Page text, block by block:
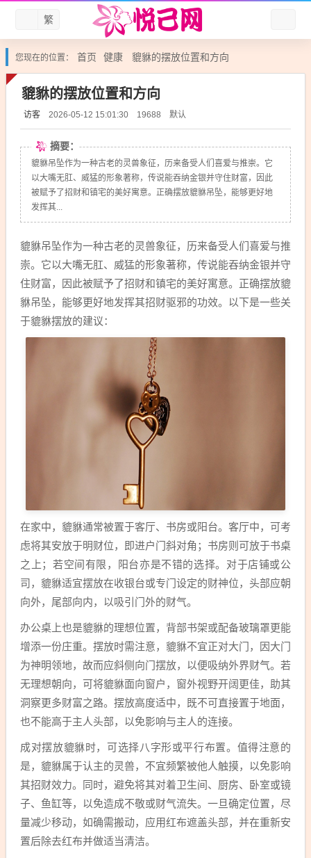
繁
您现在的位置： 首页 健康 貔貅的摆放位置和方向
貔貅的摆放位置和方向
访客 2026-05-12 15:01:30 19688 默认
摘要：
貔貅吊坠作为一种古老的灵兽象征，历来备受人们喜爱与推崇。它
以大嘴无肛、威猛的形象著称，传说能吞纳金银并守住财富，因此
被赋予了招财和镇宅的美好寓意。正确摆放貔貅吊坠，能够更好地
发挥其...
貔貅吊坠作为一种古老的灵兽象征，历来备受人们喜爱与推
崇。它以大嘴无肛、威猛的形象著称，传说能吞纳金银并守
住财富，因此被赋予了招财和镇宅的美好寓意。正确摆放貔
貅吊坠，能够更好地发挥其招财驱邪的功效。以下是一些关
于貔貅摆放的建议：
在家中，貔貅通常被置于客厅、书房或阳台。客厅中，可考
虑将其安放于明财位，即进户门斜对角；书房则可放于书桌
之上；若空间有限，阳台亦是不错的选择。对于店铺或公
司，貔貅适宜摆放在收银台或专门设定的财神位，头部应朝
向外，尾部向内，以吸引门外的财气。
办公桌上也是貔貅的理想位置，背部书架或配备玻璃罩更能
增添一份庄重。摆放时需注意，貔貅不宜正对大门，因大门
为神明领地，故而应斜侧向门摆放，以便吸纳外界财气。若
无理想朝向，可将貔貅面向窗户，窗外视野开阔更佳，助其
洞察更多财富之路。摆放高度适中，既不可直接置于地面，
也不能高于主人头部，以免影响与主人的连接。
成对摆放貔貅时，可选择八字形或平行布置。值得注意的
是，貔貅属于认主的灵兽，不宜频繁被他人触摸，以免影响
其招财效力。同时，避免将其对着卫生间、厨房、卧室或镜
子、鱼缸等，以免造成不敬或财气流失。一旦确定位置，尽
量减少移动，如确需搬动，应用红布遮盖头部，并在重新安
置后除去红布并做适当清洁。